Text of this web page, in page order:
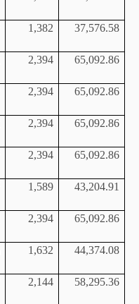
1,382 37,576.58
2,394 65,092.86
2,394 65,092.86
2,394 65,092.86
2,394 65,092.86
1,589 43,204.91
2,394 65,092.86
1,632 44,374.08
2,144 58,295.36